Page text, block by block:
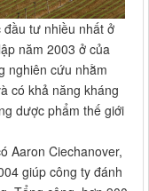
tư nhiều nhất ở
năm 2003 ở của
nghiên cứu nhằm
có khả năng kháng
dược phẩm thế giới
Aaron Ciechanover,
giúp công ty đánh